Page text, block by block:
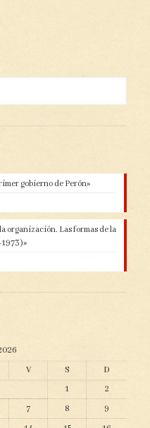
gobierno de Perón»
organización. Las formas de la
V S
D
1
2
7 8
9